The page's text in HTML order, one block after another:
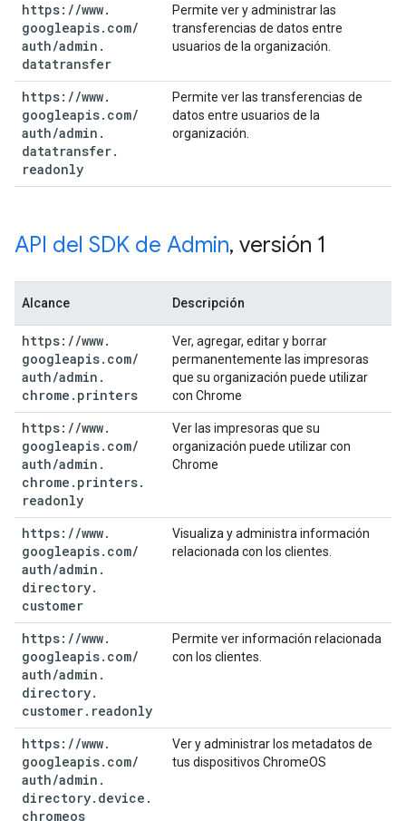
https: //www.
googleapis. com/
auth/admin .
datatransfer
Permite ver y administrar las
transferencias de datos entre
usuarios de la organización.
https: //www.
googleapis. com/
auth/admin .
datatransfer.
readonly
Permite ver las transferencias de
datos entre usuarios de la
organización.
API del SDK de Admin, versión 1
Alcance Descripción
https: //www.
googleapis. com/
auth/admin .
chrome . printers
Ver, agregar, editar y borrar
permanentemente las impresoras
que su organización puede utilizar
con Chrome
https: //www.
googleapis. com/
auth/admin .
chrome . printers.
readonly
Ver las impresoras que su
organización puede utilizar con
Chrome
https: //www.
googleapis. com/
auth/admin .
directory.
customer
Visualiza y administra información
relacionada con los clientes.
https: //www.
googleapis. com/
auth/admin .
directory.
customer. readonly
Permite ver información relacionada
con los clientes.
https: //www.
googleapis. com/
auth/admin .
directory. device .
chromeos
Ver y administrar los metadatos de
tus dispositivos ChromeOS